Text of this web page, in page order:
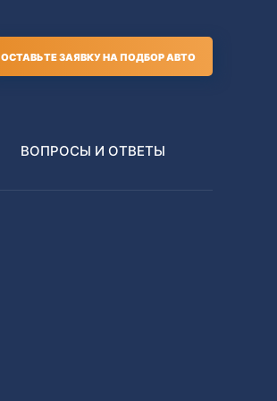
ОСТАВЬТЕ ЗАЯВКУ НА ПОДБОР АВТО
ВОПРОСЫ И ОТВЕТЫ